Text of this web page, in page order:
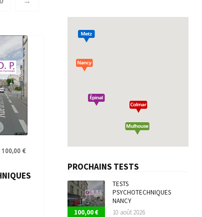
Sécurité Routière
permis de conduire
100,00 €
PROCHAINS TESTS
100,00€
TESTS
PSYCHOTECHNIQUES
NANCY
10 août 2026